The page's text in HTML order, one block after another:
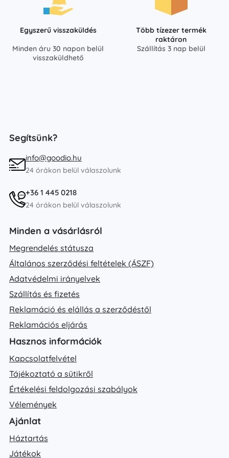
Egyszerű visszaküldés
Minden áru 30 napon belül
visszaküldhető
Több tízezer termék
raktáron
Szállítás 3 nap belül
Segítsünk?
info@goodio.hu
24 órákon belül válaszolunk
+36 1 445 0218
24 órákon belül válaszolunk
Minden a vásárlásról
Megrendelés státusza
Általános szerződési feltételek (ÁSZF)
Adatvédelmi irányelvek
Szállítás és fizetés
Reklamáció és elállás a szerződéstől
Reklamációs eljárás
Hasznos információk
Kapcsolatfelvétel
Tájékoztató a sütikről
Értékelési feldolgozási szabályok
Vélemények
Ajánlat
Háztartás
Játékok